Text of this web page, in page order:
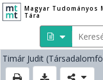
Magyar Tudományos
Tára
Timár Judit